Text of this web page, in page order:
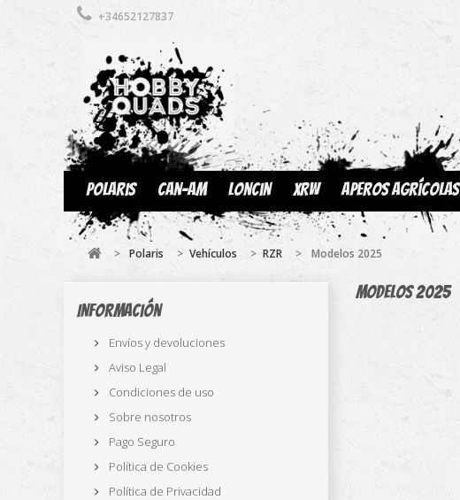
+34652127837
Polaris Can-am Loncin XRW Aperos Agrícolas
> Polaris > Vehículos > RZR > Modelos 2025
Información
Envíos y devoluciones
Aviso Legal
Condiciones de uso
Sobre nosotros
Pago Seguro
Política de Cookies
Política de Privacidad
Modelos 2025